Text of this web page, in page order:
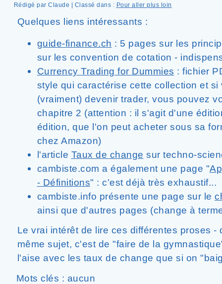
Rédigé par Claude | Classé dans : Pour aller plus loin
Quelques liens intéressants :
guide-finance.ch : 5 pages sur les
sur les convention de cotation -
Currency Trading for Dummies : fichier
style qui caractérise cette collection et
(vraiment) devenir trader, vous pouvez
chapitre 2 (attention : il s'agit d'une
édition, que l'on peut acheter sous sa
chez Amazon)
l'article Taux de change sur techno-
cambiste.com a également une page "
- Définitions" : c'est déjà très exhaustif...
cambiste.info présente une page sur le
ainsi que d'autres pages (change à
Le vrai intérêt de lire ces différentes proses -
même sujet, c'est de "faire de la
l'aise avec les taux de change que si on
Mots clés : aucun